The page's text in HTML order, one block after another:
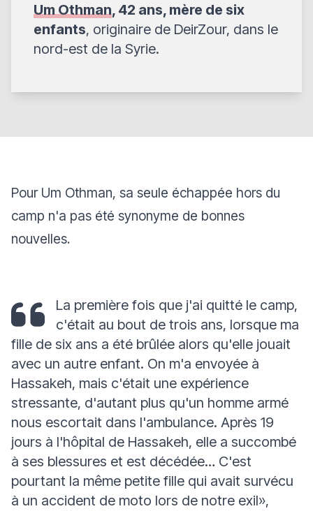
Um Othman, 42 ans, mère de six
enfants, originaire de DeirZour, dans le
nord-est de la Syrie.
Pour Um Othman, sa seule échappée hors du
camp n'a pas été synonyme de bonnes
nouvelles.
La première fois que j'ai quitté le camp,
c'était au bout de trois ans, lorsque ma
fille de six ans a été brûlée alors qu'elle jouait
avec un autre enfant. On m'a envoyée à
Hassakeh, mais c'était une expérience
stressante, d'autant plus qu'un homme armé
nous escortait dans l'ambulance. Après 19
jours à l'hôpital de Hassakeh, elle a succombé
à ses blessures et est décédée… C'est
pourtant la même petite fille qui avait survécu
à un accident de moto lors de notre exil»,